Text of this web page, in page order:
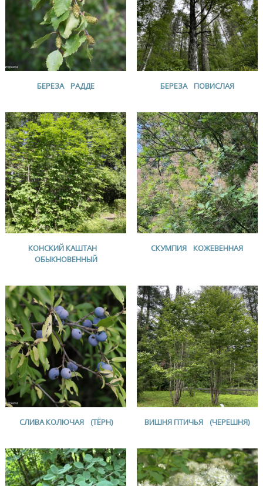
БЕРЕЗА РАДДЕ БЕРЕЗА ПОВИСЛАЯ
КОНСКИЙ КАШТАН
ОБЫКНОВЕННЫЙ
СКУМПИЯ КОЖЕВЕННАЯ
СЛИВА КОЛЮЧАЯ (ТЁРН) ВИШНЯ ПТИЧЬЯ (ЧЕРЕШНЯ)